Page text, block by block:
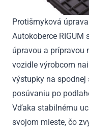
Protišmyková
Autokoberce RIGUM
úpravou a prípravou
vozidle výrobcom
výstupky na spodnej
posúvaniu po
Vďaka stabilnému
svojom mieste, čo